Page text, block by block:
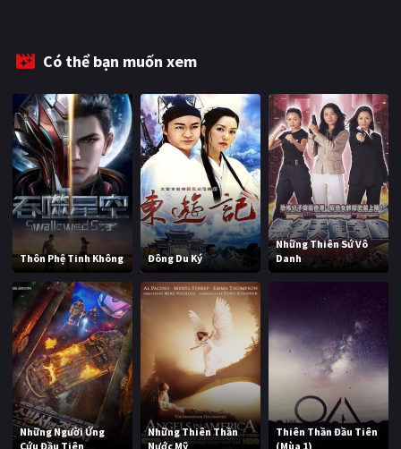
BLOG
Có thể bạn muốn xem
Thôn Phệ Tinh Không Đông Du Ký
Những Thiên Sứ Vô
Danh
Những Người Ứng
Cứu Đầu Tiên
Những Thiên Thần
Nước Mỹ
Thiên Thần Đầu Tiên
(Mùa 1)